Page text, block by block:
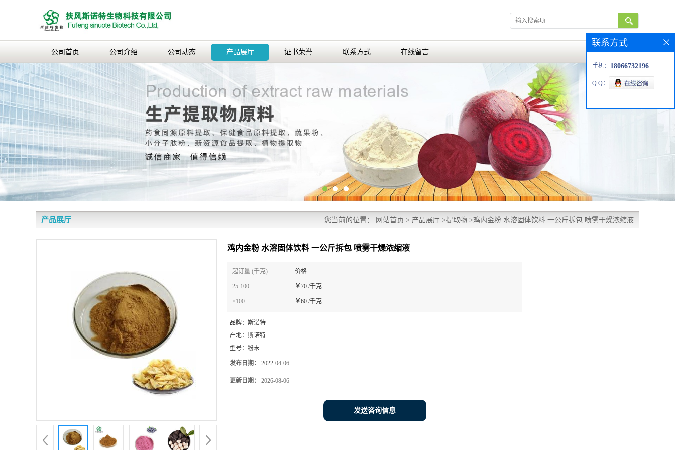
公司首页 公司介绍 公司动态 产品展厅 证书荣誉 联系方式 在线留言
产品展厅 您当前的位置： 网站首页 > 产品展厅 >提取物 >鸡内金粉 水溶固体饮料 一公斤拆包 喷雾干燥浓缩液
鸡内金粉 水溶固体饮料 一公斤拆包 喷雾干燥浓缩液
起订量 (千克) 价格
25-100 ￥70 /千克
≥100 ￥60 /千克
品牌： 斯诺特
产地： 斯诺特
型号： 粉末
发布日期： 2022-04-06
更新日期： 2026-08-06
发送咨询信息
联系方式
手机： 18066732196
Q Q：